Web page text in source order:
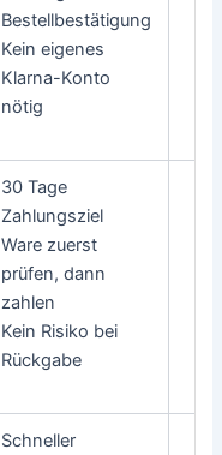
Bestellbestätigung
Kein eigenes
Klarna-Konto
nötig
30 Tage
Zahlungsziel
Ware zuerst
prüfen, dann
zahlen
Kein Risiko bei
Rückgabe
Schneller